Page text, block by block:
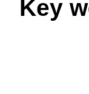
Key